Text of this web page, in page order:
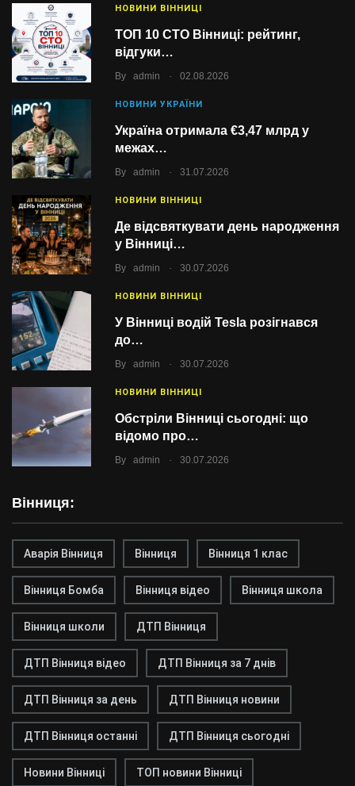
НОВИНИ ВІННИЦІ
ТОП 10 СТО Вінниці: рейтинг,
відгуки…
By admin . 02.08.2026
НОВИНИ УКРАЇНИ
Україна отримала €3,47 млрд у
межах…
By admin . 31.07.2026
НОВИНИ ВІННИЦІ
Де відсвяткувати день народження
у Вінниці…
By admin . 30.07.2026
НОВИНИ ВІННИЦІ
У Вінниці водій Tesla розігнався
до…
By admin . 30.07.2026
НОВИНИ ВІННИЦІ
Обстріли Вінниці сьогодні: що
відомо про…
By admin . 30.07.2026
Вінниця:
Аварія Вінниця Вінниця Вінниця 1 клас
Вінниця Бомба Вінниця відео Вінниця школа
Вінниця школи ДТП Вінниця
ДТП Вінниця відео ДТП Вінниця за 7 днів
ДТП Вінниця за день ДТП Вінниця новини
ДТП Вінниця останні ДТП Вінниця сьогодні
Новини Вінниці ТОП новини Вінниці